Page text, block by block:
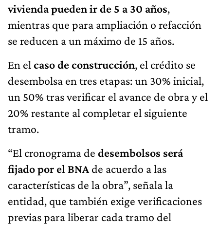
vivienda pueden ir de 5 a 30 años,
mientras que para ampliación o refacción
se reducen a un máximo de 15 años.
En el caso de construcción, el crédito se
desembolsa en tres etapas: un 30% inicial,
un 50% tras verificar el avance de obra y el
20% restante al completar el siguiente
tramo.
“El cronograma de desembolsos será
fijado por el BNA de acuerdo a las
características de la obra”, señala la
entidad, que también exige verificaciones
previas para liberar cada tramo del